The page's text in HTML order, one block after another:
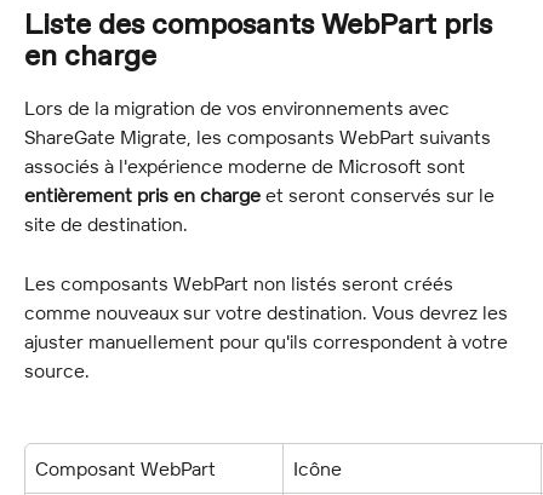
Liste des composants WebPart pris
en charge
Lors de la migration de vos environnements avec
ShareGate Migrate, les composants WebPart suivants
associés à l'expérience moderne de Microsoft sont
entièrement pris en charge et seront conservés sur le
site de destination.
Les composants WebPart non listés seront créés
comme nouveaux sur votre destination. Vous devrez les
ajuster manuellement pour qu'ils correspondent à votre
source.
Composant WebPart Icône